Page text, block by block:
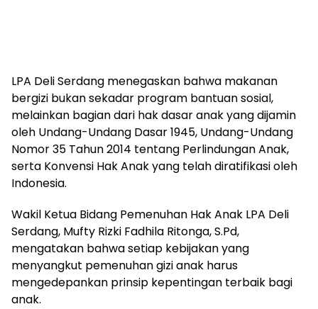
‎LPA Deli Serdang menegaskan bahwa makanan
bergizi bukan sekadar program bantuan sosial,
melainkan bagian dari hak dasar anak yang dijamin
oleh Undang-Undang Dasar 1945, Undang-Undang
Nomor 35 Tahun 2014 tentang Perlindungan Anak,
serta Konvensi Hak Anak yang telah diratifikasi oleh
Indonesia.
‎Wakil Ketua Bidang Pemenuhan Hak Anak LPA Deli
Serdang, Mufty Rizki Fadhila Ritonga, S.Pd,
mengatakan bahwa setiap kebijakan yang
menyangkut pemenuhan gizi anak harus
mengedepankan prinsip kepentingan terbaik bagi
anak.